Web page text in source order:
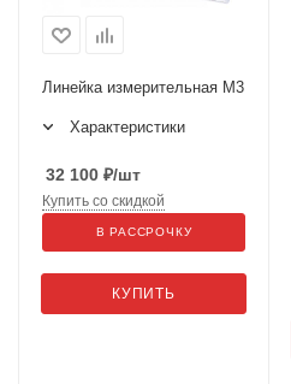
Линейка измерительная M3
Характеристики
32 100 ₽/шт
КУПИТЬ
Купить со скидкой
В РАССРОЧКУ